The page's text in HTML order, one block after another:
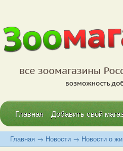
Главная Добавить свой
Главная → Новости → Новости о